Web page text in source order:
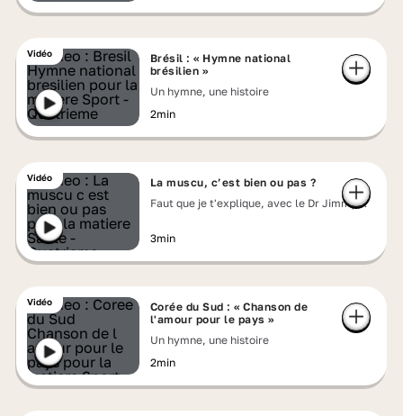
Vidéo
Brésil : « Hymne national
brésilien »
Un hymne, une histoire
2min
Vidéo
La muscu, c’est bien ou pas ?
Faut que je t'explique, avec le Dr Jimmy
3min
Vidéo
Corée du Sud : « Chanson de
l'amour pour le pays »
Un hymne, une histoire
2min